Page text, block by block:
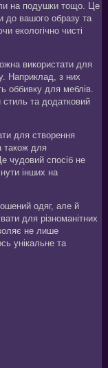
на подушки тощо. Це
до вашого образу та
екологічно чисті
використати для
Наприклад, з них
оббивку для меблів.
та додатковий
для створення
також для
чудовий спосіб не
інших на
одяг, але й
для різноманітних
не лише
унікальне та